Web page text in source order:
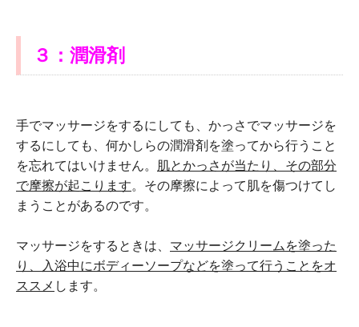
３：潤滑剤
手でマッサージをするにしても、かっさでマッサージを
するにしても、何かしらの潤滑剤を塗ってから行うこと
を忘れてはいけません。
肌とかっさが当たり、その部分
で摩擦が起こります。その摩擦によって肌を傷つけてし
まうことがあるのです。
マッサージをするときは、 マッサージクリームを塗った
り、入浴中にボディーソープなどを塗って行うことをオ
ススメ します。